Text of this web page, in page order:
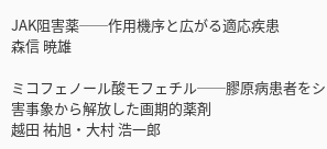
JAK阻害薬──作用機序と広がる適応疾患
森信 暁雄
ミコフェノール酸モフェチル──膠原病患者を
害事象から解放した画期的薬剤
越田 祐旭・大村 浩一郎